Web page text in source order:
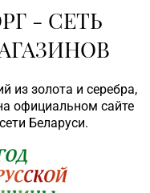
- СЕТЬ
из золота и серебра,
официальном сайте
Беларуси.